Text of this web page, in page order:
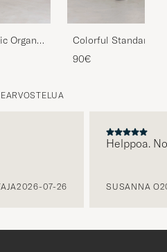
Organic
Deep
Colorful Standard
Oxford Button Down
Grey
90€
2026-07-26
Helppoa.
SUSANNA O